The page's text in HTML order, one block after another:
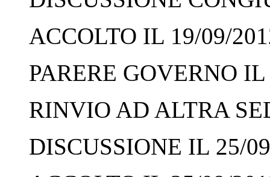
ACCOLTO IL 19/09/
PARERE GOVERNO
RINVIO AD ALTRA
DISCUSSIONE IL 25/